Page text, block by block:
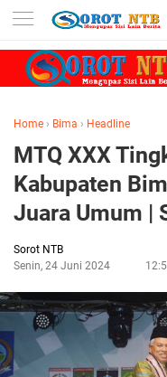
Home › Bima › Headline
MTQ XXX
Kabupaten
Juara Umum |
Sorot NTB
Senin, 24 Juni 2024